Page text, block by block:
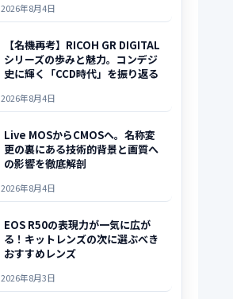
2026年8月4日
【名機再考】RICOH GR DIGITAL
シリーズの歩みと魅力。コンデジ
史に輝く「CCD時代」を振り返る
2026年8月4日
Live MOSからCMOSへ。名称変
更の裏にある技術的背景と画質へ
の影響を徹底解剖
2026年8月4日
EOS R50の表現力が一気に広が
る！キットレンズの次に選ぶべき
おすすめレンズ
2026年8月3日